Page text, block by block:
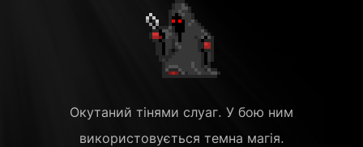
Окутаний тінями слуаг. У бою ним
використовується темна магія.